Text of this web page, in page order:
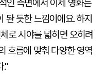
인 측면에서 이제 영화는
돤 듯한 느낌이에요. 하지
로 시야를 넓히면 오히려
흐름에 맞춰 다양한 영역
."